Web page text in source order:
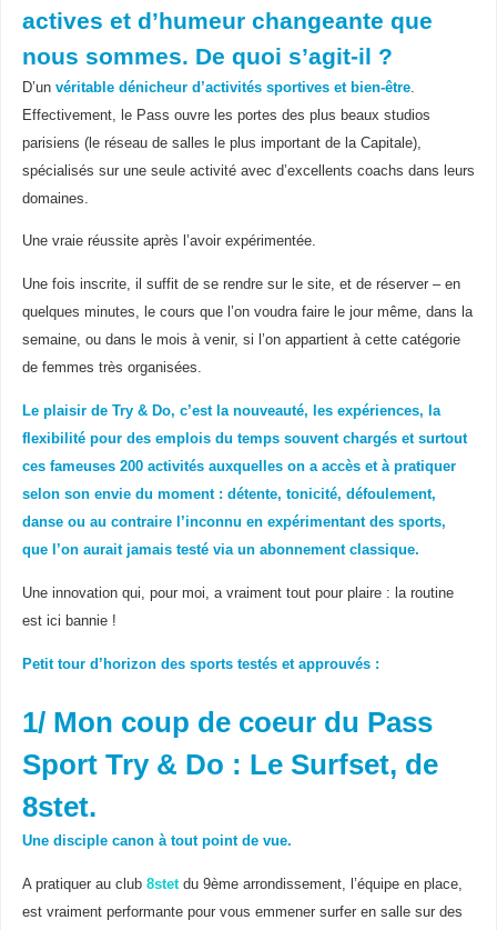
actives et d’humeur changeante que
nous sommes. De quoi s’agit-il ?
D’un véritable dénicheur d’activités sportives et bien-être.
Effectivement, le Pass ouvre les portes des plus beaux studios
parisiens (le réseau de salles le plus important de la Capitale),
spécialisés sur une seule activité avec d’excellents coachs dans leurs
domaines.
Une vraie réussite après l’avoir expérimentée.
Une fois inscrite, il suffit de se rendre sur le site, et de réserver – en
quelques minutes, le cours que l’on voudra faire le jour même, dans la
semaine, ou dans le mois à venir, si l’on appartient à cette catégorie
de femmes très organisées.
Le plaisir de Try & Do, c’est la nouveauté, les expériences, la
flexibilité pour des emplois du temps souvent chargés et surtout
ces fameuses 200 activités auxquelles on a accès et à pratiquer
selon son envie du moment : détente, tonicité, défoulement,
danse ou au contraire l’inconnu en expérimentant des sports,
que l’on aurait jamais testé via un abonnement classique.
Une innovation qui, pour moi, a vraiment tout pour plaire : la routine
est ici bannie !
Petit tour d’horizon des sports testés et approuvés :
1/ Mon coup de coeur du Pass
Sport Try & Do : Le Surfset, de
8stet.
Une disciple canon à tout point de vue.
A pratiquer au club 8stetdu 9ème arrondissement, l’équipe en place,
est vraiment performante pour vous emmener surfer en salle sur des